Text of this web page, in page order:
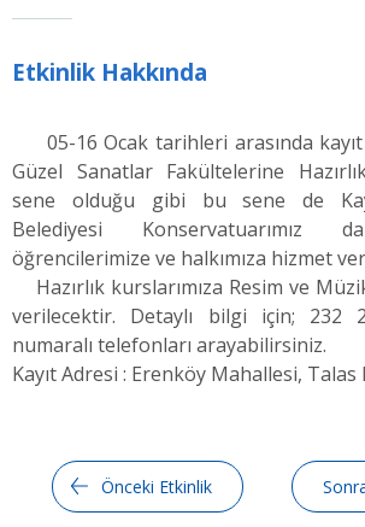
Etkinlik Hakkında
05-16 Ocak tarihleri arasında kayıt
Güzel Sanatlar Fakültelerine
sene olduğu gibi bu sene de
Belediyesi
öğrencilerimize ve halkımıza hizmet
Hazırlık kurslarımıza Resim ve
verilecektir. Detaylı bilgi için; 232
numaralı telefonları arayabilirsiniz.
Kayıt Adresi : Erenköy Mahallesi, Talas
Önceki Etkinlik